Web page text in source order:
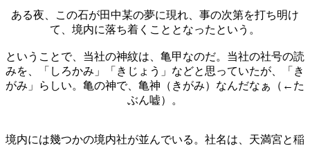
ある夜、この石が田中某の夢に現れ、事の次第を打ち明け
て、境内に落ち着くこととなったという。
ということで、当社の神紋は、亀甲なのだ。当社の社号の読
みを、「しろかみ」「きじょう」などと思っていたが、「き
がみ」らしい。亀の神で、亀神（きがみ）なんだなぁ（←た
ぶん嘘）。
境内には幾つかの境内社が並んでいる。社名は、天満宮と稲